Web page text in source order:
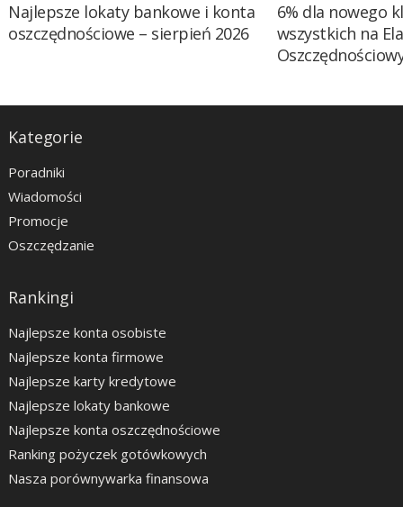
Najlepsze lokaty bankowe i konta
oszczędnościowe – sierpień 2026
6% dla nowego
wszystkich na
Kategorie
Poradniki
Wiadomości
Promocje
Oszczędzanie
Rankingi
Najlepsze konta osobiste
Najlepsze konta firmowe
Najlepsze karty kredytowe
Najlepsze lokaty bankowe
Najlepsze konta oszczędnościowe
Ranking pożyczek gotówkowych
Nasza porównywarka finansowa